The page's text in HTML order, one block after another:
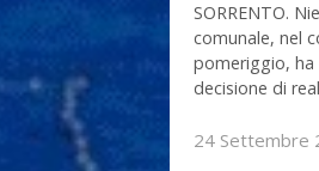
SORRENTO.
comunale, nel
pomeriggio, ha
decisione di
24 Settembre